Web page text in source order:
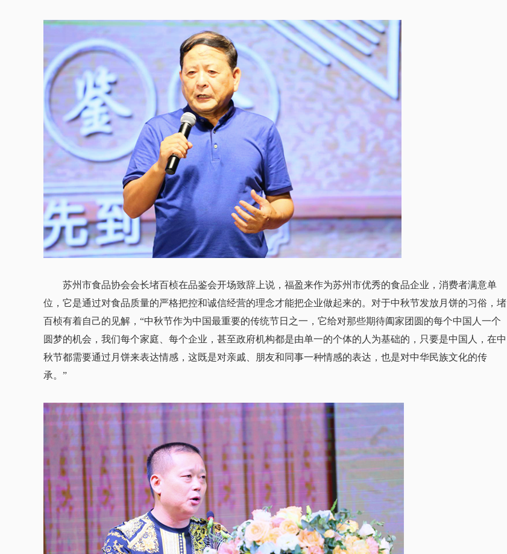
苏州市食品协会会长堵百桢在品鉴会开场致辞上说，福盈来作为苏州市优秀的食品企业，消费者满意单
位，它是通过对食品质量的严格把控和诚信经营的理念才能把企业做起来的。对于中秋节发放月饼的习俗，堵
百桢有着自己的见解，“中秋节作为中国最重要的传统节日之一，它给对那些期待阖家团圆的每个中国人一个
圆梦的机会，我们每个家庭、每个企业，甚至政府机构都是由单一的个体的人为基础的，只要是中国人，在中
秋节都需要通过月饼来表达情感，这既是对亲戚、朋友和同事一种情感的表达，也是对中华民族文化的传
承。”